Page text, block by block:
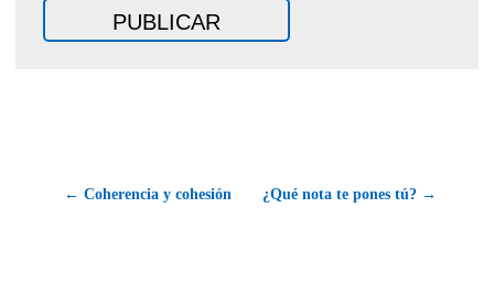
← Coherencia y cohesión ¿Qué nota te pones tú? →